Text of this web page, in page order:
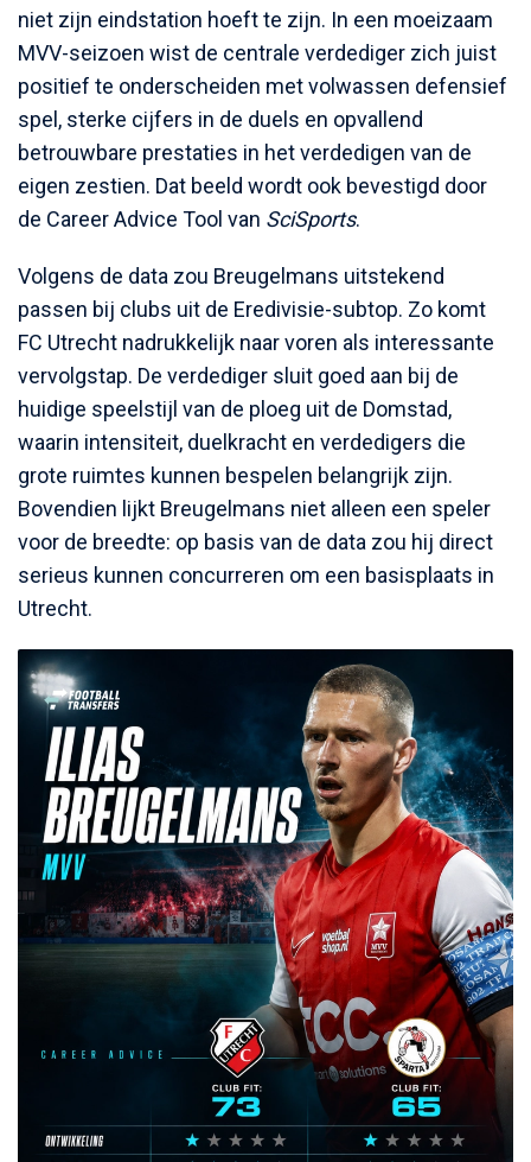
niet zijn eindstation hoeft te zijn. In een moeizaam
MVV-seizoen wist de centrale verdediger zich juist
positief te onderscheiden met volwassen defensief
spel, sterke cijfers in de duels en opvallend
betrouwbare prestaties in het verdedigen van de
eigen zestien. Dat beeld wordt ook bevestigd door
de Career Advice Tool van SciSports.
Volgens de data zou Breugelmans uitstekend
passen bij clubs uit de Eredivisie-subtop. Zo komt
FC Utrecht nadrukkelijk naar voren als interessante
vervolgstap. De verdediger sluit goed aan bij de
huidige speelstijl van de ploeg uit de Domstad,
waarin intensiteit, duelkracht en verdedigers die
grote ruimtes kunnen bespelen belangrijk zijn.
Bovendien lijkt Breugelmans niet alleen een speler
voor de breedte: op basis van de data zou hij direct
serieus kunnen concurreren om een basisplaats in
Utrecht.